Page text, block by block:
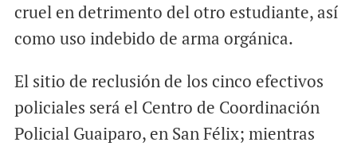
cruel en detrimento del otro estudiante, así
como uso indebido de arma orgánica.
El sitio de reclusión de los cinco efectivos
policiales será el Centro de Coordinación
Policial Guaiparo, en San Félix; mientras